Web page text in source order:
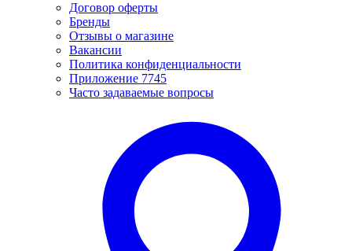
Договор оферты
Бренды
Отзывы о магазине
Вакансии
Политика конфиденциальности
Приложение 7745
Часто задаваемые вопросы